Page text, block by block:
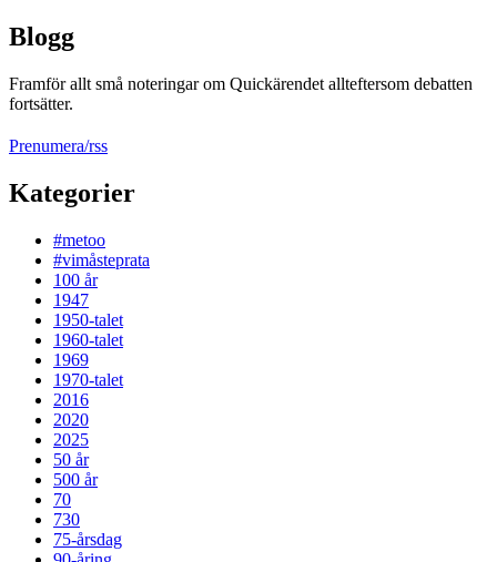
Blogg
Framför allt små noteringar om Quickärendet allteftersom debatten
fortsätter.
Prenumera/rss
Kategorier
#metoo
#vimåsteprata
100 år
1947
1950-talet
1960-talet
1969
1970-talet
2016
2020
2025
50 år
500 år
70
730
75-årsdag